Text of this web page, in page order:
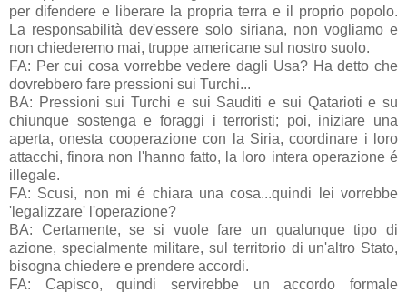
per difendere e liberare la propria terra e il proprio popolo.
La responsabilità dev'essere solo siriana, non vogliamo e
non chiederemo mai, truppe americane sul nostro suolo.
FA: Per cui cosa vorrebbe vedere dagli Usa? Ha detto che
dovrebbero fare pressioni sui Turchi...
BA: Pressioni sui Turchi e sui Sauditi e sui Qatarioti e su
chiunque sostenga e foraggi i terroristi; poi, iniziare una
aperta, onesta cooperazione con la Siria, coordinare i loro
attacchi, finora non l'hanno fatto, la loro intera operazione é
illegale.
FA: Scusi, non mi é chiara una cosa...quindi lei vorrebbe
'legalizzare' l'operazione?
BA: Certamente, se si vuole fare un qualunque tipo di
azione, specialmente militare, sul territorio di un'altro Stato,
bisogna chiedere e prendere accordi.
FA: Capisco, quindi servirebbe un accordo formale